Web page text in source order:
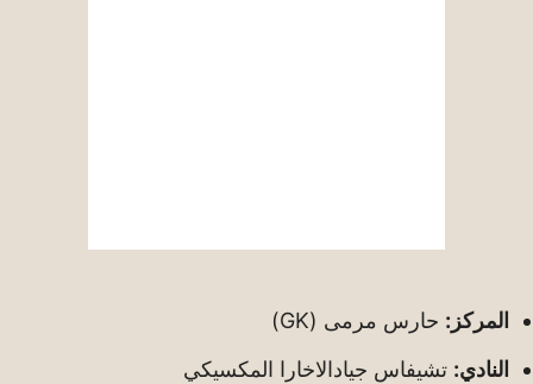
المركز: حارس مرمى (GK)
النادي: تشيفاس جيادالاخارا المكسيكي